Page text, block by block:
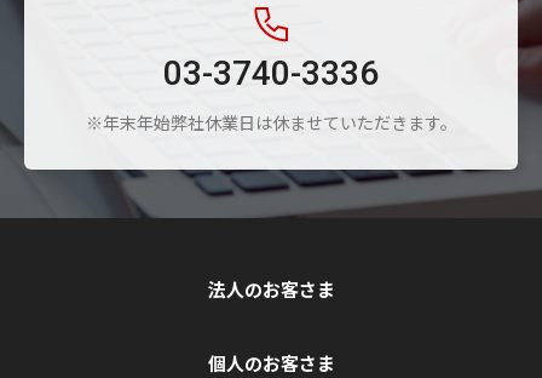
03-3740-3336
※年末年始弊社休業日は休ませていただきます。
法人のお客さま
個人のお客さま